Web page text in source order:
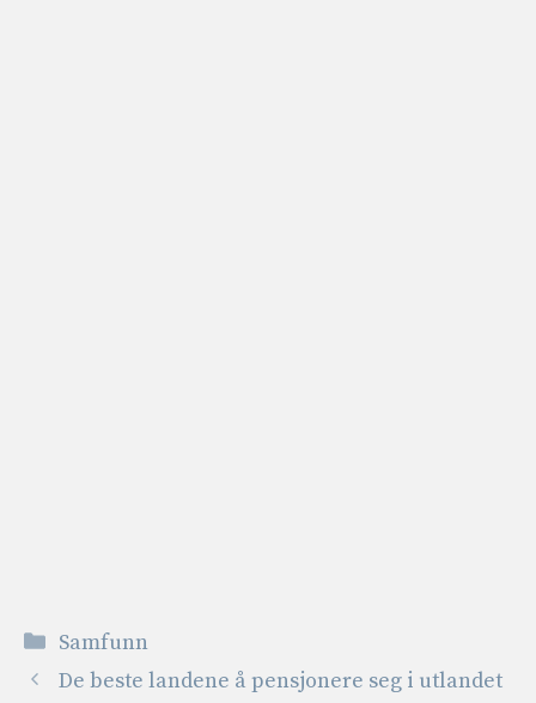
Kategorier
Samfunn
De beste landene å pensjonere seg i utlandet